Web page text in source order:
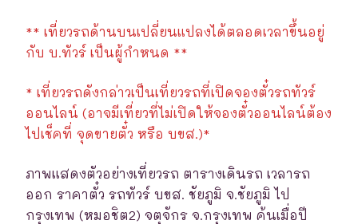
** เที่ยวรถด้านบนเปลี่ยนแปลงได้ตลอดเวลาขึ้นอยู่
กับ บ.ทัวร์ เป็นผู้กำหนด **
* เที่ยวรถดังกล่าวเป็นเที่ยวรถที่เปิดจองตั๋วรถทัวร์
ออนไลน์ (อาจมีเที่ยวที่ไม่เปิดให้จองตั๋วออนไลน์ต้อง
ไปเช็คที่ จุดขายตั๋ว หรือ บขส.)*
ภาพแสดงตัวอย่างเที่ยวรถ ตารางเดินรถ เวลารถ
ออก ราคาตั๋ว รถทัวร์ บขส. ชัยภูมิ จ.ชัยภูมิ ไป
กรุงเทพ (หมอชิต2) จตุจักร จ.กรุงเทพ ค้นเมื่อปี